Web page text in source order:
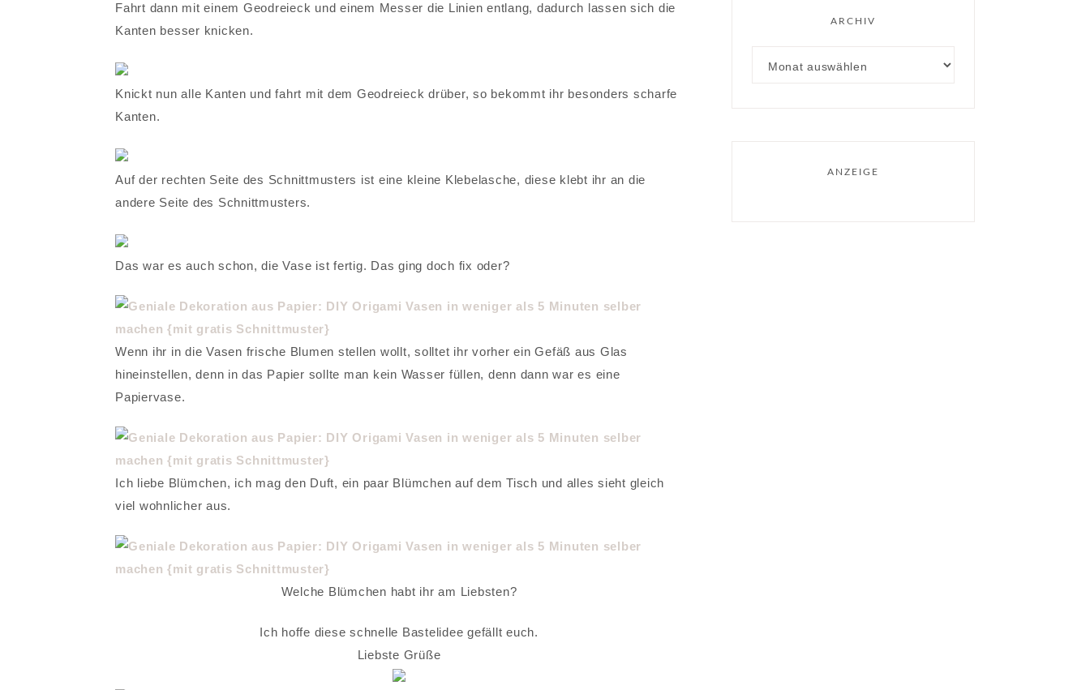
Fahrt dann mit einem Geodreieck und einem Messer die Linien entlang, dadurch lassen sich die
Kanten besser knicken.
Knickt nun alle Kanten und fahrt mit dem Geodreieck drüber, so bekommt ihr besonders scharfe
Kanten.
Auf der rechten Seite des Schnittmusters ist eine kleine Klebelasche, diese klebt ihr an die
andere Seite des Schnittmusters.
Das war es auch schon, die Vase ist fertig. Das ging doch fix oder?
Wenn ihr in die Vasen frische Blumen stellen wollt, solltet ihr vorher ein Gefäß aus Glas
hineinstellen, denn in das Papier sollte man kein Wasser füllen, denn dann war es eine
Papiervase.
Ich liebe Blümchen, ich mag den Duft, ein paar Blümchen auf dem Tisch und alles sieht gleich
viel wohnlicher aus.
Welche Blümchen habt ihr am Liebsten?
Ich hoffe diese schnelle Bastelidee gefällt euch.
Liebste Grüße
ARCHIV
ANZEIGE